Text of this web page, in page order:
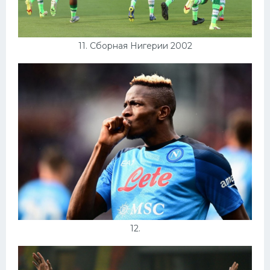
11. Сборная Нигерии 2002
12.